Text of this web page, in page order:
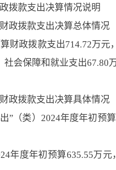
拨款支出决算情况说明
政拨款支出决算总体情况
财政拨款支出714.72万
社会保障和就业支出
政拨款支出决算具体情况
”（类）2024年度年初预
年度年初预算635.55万